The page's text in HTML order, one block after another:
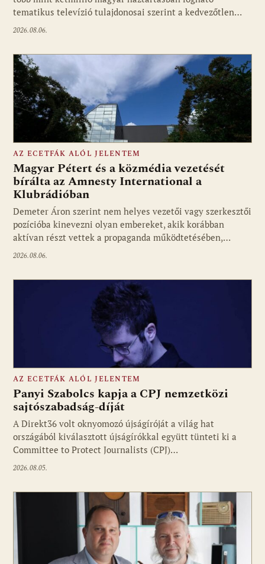
tematikus televízió tulajdonosai szerint a kedvezőtlen…
2026.08.06.
Fotó: media1.hu
AZ ECETFÁK ALÓL JELENTEM
Magyar Pétert és a közmédia vezetését
bírálta az Amnesty International a
Klubrádióban
Demeter Áron szerint nem helyes vezetői vagy szerkesztői
pozícióba kinevezni olyan embereket, akik korábban
aktívan részt vettek a propaganda működtetésében,…
2026.08.06.
Fotó: media1.hu
AZ ECETFÁK ALÓL JELENTEM
Panyi Szabolcs kapja a CPJ nemzetközi
sajtószabadság-díját
A Direkt36 volt oknyomozó újságíróját a világ hat
országából kiválasztott újságírókkal együtt tünteti ki a
Committee to Protect Journalists (CPJ)…
2026.08.05.